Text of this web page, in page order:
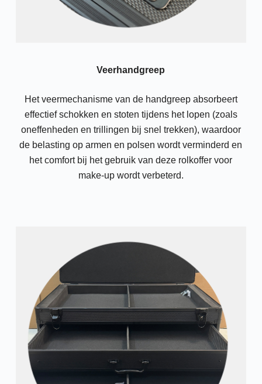
Veerhandgreep
Het veermechanisme van de handgreep absorbeert
effectief schokken en stoten tijdens het lopen (zoals
oneffenheden en trillingen bij snel trekken), waardoor
de belasting op armen en polsen wordt verminderd en
het comfort bij het gebruik van deze rolkoffer voor
make-up wordt verbeterd.